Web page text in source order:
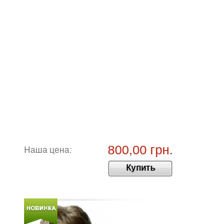
Наша цена: 800,00 грн.
Купить